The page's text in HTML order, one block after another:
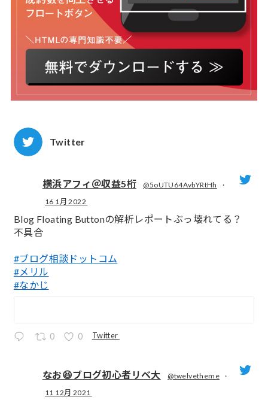
Twitter
横浜アフィ＠収益5桁 @5oUTU64AvbYRtHh
·
16 1月 2022
Blog Floating Buttonの解析レポートぶっ壊れてる？
不具合
#ブログ相談ドットコム
#メリル
#なかじ
0 0 Twitter
なお😆ブログ初心者リベ大 @twelvetheme
·
11 12月 2021